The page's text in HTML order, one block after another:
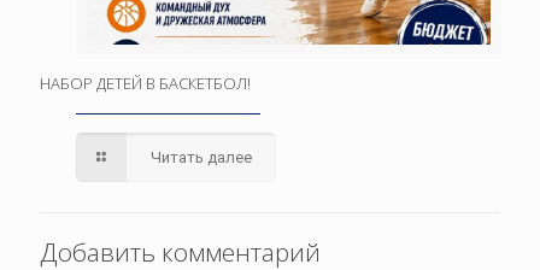
НАБОР ДЕТЕЙ В БАСКЕТБОЛ!
Читать далее
Добавить комментарий